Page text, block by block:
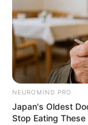
NEUROMIND PRO
Japan's Oldest
Stop Eating These